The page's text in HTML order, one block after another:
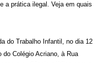
a prática ilegal. Veja em quais
do Trabalho Infantil, no dia 12
do Colégio Acriano, à Rua